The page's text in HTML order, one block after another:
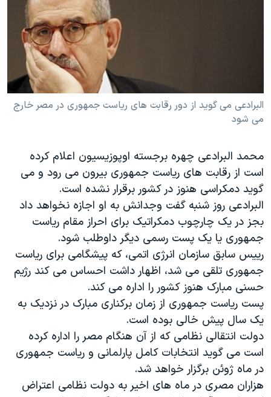
اسرائیل در جنگ
گالری عکس
ورزش زنان در ایران
اعتراضات زن، زندگی، آزادی
تریبونال مردمی آبان ۹۸
دادگاه حمید نوری
چهل سال گروگان‌گیری
قانون شفافیت دارائی کادر رهبری ایران
اعتراضات مردمی آبان ۹۸
اسرائیل در جنگ
نرگس محمدی برنده جایزه نوبل صلح
همایش محافظه‌کاران آمریکا «سی‌پک»
صفحه‌های ویژه
سفر پرزیدنت ترامپ به چین
زبانهای مختلف
البرادعی می گوید از دور رقابت های ریاست جمهوری در مصر خارج
می شود
محمد البرادعی چهره برجسته اوپوزیسیون اعلام کرده
است از رقابت های ریاست جمهوری بیرون می رود و می
گوید دمکراسی هنوز در کشور برقرار نشده است.
البرادعی روز شنبه گفت وجدانش به او اجازه نخواهد داد
بجز در یک چارچوب دمکراتیک برای احراز مقام ریاست
جمهوری یا یک پست رسمی دیگر داوطلب شود.
رییس سابق سازمان انرژی اتمی، که پیشگامی برای ریاست
جمهوری تلقی می شد، اظهار داشت احساس می کند رژیم
حسنی مبارک هنوز کشور را اداره می کند.
پست ریاست جمهوری از زمان برکناری مبارک در نزدیک به
یک سال پیش خالی بوده است.
دولت انتقالی نظامی که از آن هنگام مصر را اداره کرده
است می گوید انتخابات کامل پارلمانی و ریاست جمهوری
در ماه ژوئن برگزار خواهد شد.
هزاران مصری در ماه های اخیر به دولت نظامی اعتراض